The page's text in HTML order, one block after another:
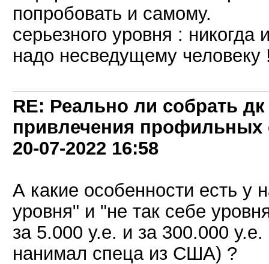
попробовать и самому.
серьезного уровня : никогда
надо несведущему человеку
RE: Реально ли собрать
привлечения профильных
20-07-2022 16:58
А какие особенности есть у
уровня" и "не так себе
за 5.000 у.е. и за 300.000
нанимал спеца из США) ?